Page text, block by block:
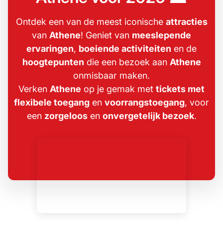
Ontdek een van de meest iconische attracties
van Athene! Geniet van meeslepende
ervaringen, boeiende activiteiten en de
hoogtepunten die een bezoek aan Athene
onmisbaar maken.
Verken Athene op je gemak met tickets met
flexibele toegang en voorrangstoegang, voor
een zorgeloosen onvergetelijk bezoek.